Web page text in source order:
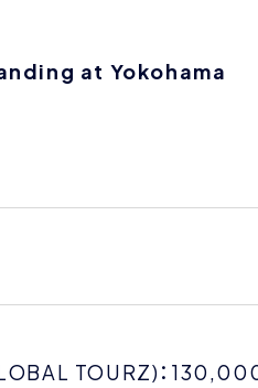
at Yokohama
TOURZ)：